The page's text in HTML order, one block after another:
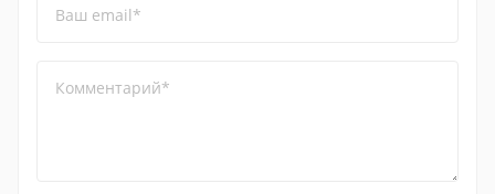
Ваш email*
Комментарий*